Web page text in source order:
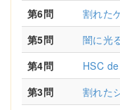
第6問
割れた
第5問
闇に光
第4問
HSC
第3問
割れた